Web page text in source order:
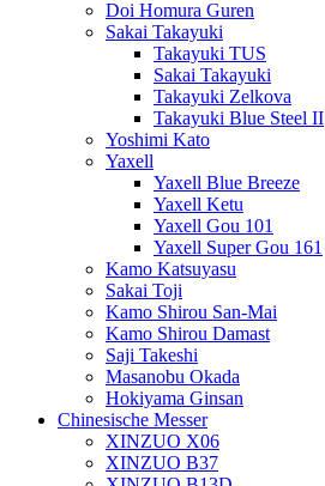
Doi Homura Guren
Sakai Takayuki
Takayuki TUS
Sakai Takayuki
Takayuki Zelkova
Takayuki Blue Steel II
Yoshimi Kato
Yaxell
Yaxell Blue Breeze
Yaxell Ketu
Yaxell Gou 101
Yaxell Super Gou 161
Kamo Katsuyasu
Sakai Toji
Kamo Shirou San-Mai
Kamo Shirou Damast
Saji Takeshi
Masanobu Okada
Hokiyama Ginsan
Chinesische Messer
XINZUO X06
XINZUO B37